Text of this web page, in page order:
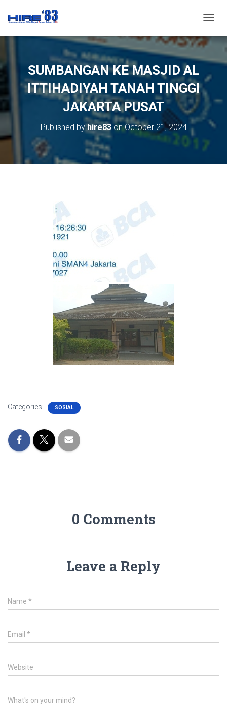
O
L
E
N
G
T
SUMBANGAN KE MASJID AL
ITTIHADIYAH TANAH TINGGI
JAKARTA PUSAT
Published byhire83onOctober 21, 2024
Categories: SOSIAL
0 Comments
Leave a Reply
Name *
Email *
Website
What's on your mind?